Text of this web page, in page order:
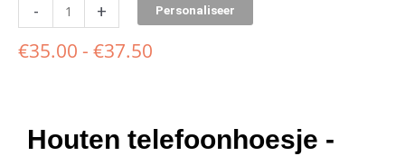
- + Personaliseer
€35.00 - €37.50
Houten telefoonhoesje -